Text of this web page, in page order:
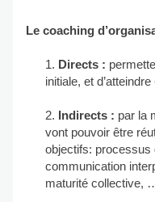
Le coaching
Directs :
initiale, et d’atteindre
Indirects : par la
vont pouvoir être
objectifs: processus
communication
maturité collective,